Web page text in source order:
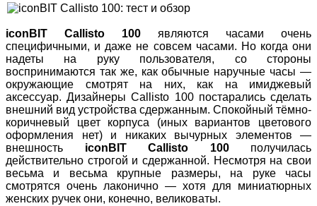
iconBIT Callisto 100 являются часами очень
специфичными, и даже не совсем часами. Но когда они
надеты на руку пользователя, со стороны
воспринимаются так же, как обычные наручные часы —
окружающие смотрят на них, как на имиджевый
аксессуар. Дизайнеры Callisto 100 постарались сделать
внешний вид устройства сдержанным. Спокойный тёмно-
коричневый цвет корпуса (иных вариантов цветового
оформления нет) и никаких вычурных элементов —
внешность iconBIT Callisto 100получилась
действительно строгой и сдержанной. Несмотря на свои
весьма и весьма крупные размеры, на руке часы
смотрятся очень лаконично — хотя для миниатюрных
женских ручек они, конечно, великоваты.